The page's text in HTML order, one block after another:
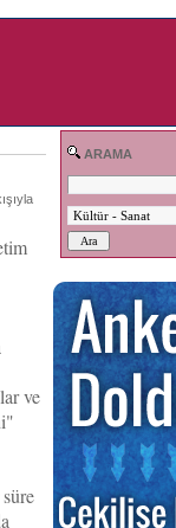
ve
ARAMA